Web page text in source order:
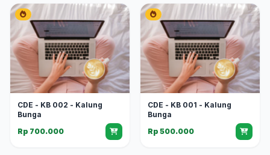
CDE - KB 002 - Kalung
Bunga
Rp 700.000
CDE - KB 001 - Kalung
Bunga
Rp 500.000